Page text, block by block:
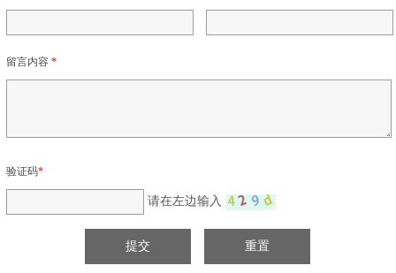
留言内容 *
验证码*
请在左边输入